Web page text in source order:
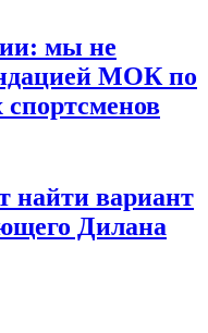
мы не
МОК по
найти вариант
Дилана